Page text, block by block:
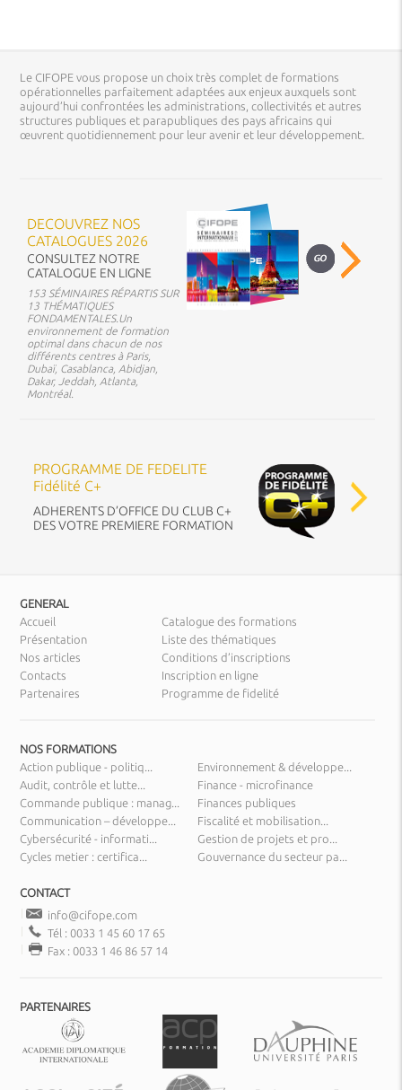
Le CIFOPE vous propose un choix très complet de formations
opérationnelles parfaitement adaptées aux enjeux auxquels sont
aujourd’hui confrontées les administrations, collectivités et autres
structures publiques et parapubliques des pays africains qui
œuvrent quotidiennement pour leur avenir et leur développement.
DECOUVREZ NOS
CATALOGUES 2026
CONSULTEZ NOTRE
CATALOGUE EN LIGNE
153 SÉMINAIRES RÉPARTIS SUR
13 THÉMATIQUES
FONDAMENTALES.Un
environnement de formation
optimal dans chacun de nos
différents centres à Paris,
Dubaï, Casablanca, Abidjan,
Dakar, Jeddah, Atlanta,
Montréal.
PROGRAMME DE FEDELITE
Fidélité C+
ADHERENTS D’OFFICE DU CLUB C+
DES VOTRE PREMIERE FORMATION
GENERAL
Accueil
Présentation
Nos articles
Contacts
Partenaires
Catalogue des formations
Liste des thématiques
Conditions d’inscriptions
Inscription en ligne
Programme de fidelité
NOS FORMATIONS
Action publique - politiq...
Audit, contrôle et lutte...
Commande publique : manag...
Communication – développe...
Cybersécurité - informati...
Cycles metier : certifica...
Environnement & développe...
Finance - microfinance
Finances publiques
Fiscalité et mobilisation...
Gestion de projets et pro...
Gouvernance du secteur pa...
CONTACT
info@cifope.com
Tél : 0033 1 45 60 17 65
Fax : 0033 1 46 86 57 14
PARTENAIRES